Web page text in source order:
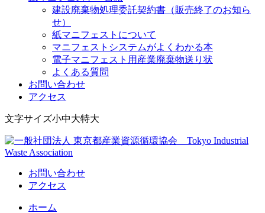
建設廃棄物処理委託契約書（販売終了のお知ら
せ）
紙マニフェストについて
マニフェストシステムがよくわかる本
電子マニフェスト用産業廃棄物送り状
よくある質問
お問い合わせ
アクセス
Skip
content
文字サイズ小中大特大
一般社団法人 東京都産業資源循環協会
Tokyo Industrial Waste Association
お問い合わせ
アクセス
ホーム